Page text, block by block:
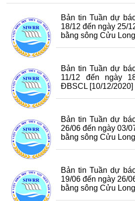
Bản tin Tuần dự
18/12 đến ngày 25/
bằng sông Cửu Long
Bản tin Tuần dự
11/12 đến ngày
ĐBSCL [10/12/2020]
Bản tin Tuần dự
26/06 đến ngày 03/
bằng sông Cửu Long
Bản tin Tuần dự
19/06 đến ngày 26/
bằng sông Cửu